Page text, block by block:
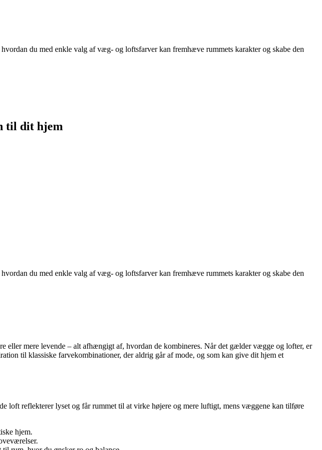
du med enkle valg af væg- og loftsfarver kan fremhæve rummets karakter og skabe den
til dit hjem
du med enkle valg af væg- og loftsfarver kan fremhæve rummets karakter og skabe den
eller mere levende – alt afhængigt af, hvordan de kombineres. Når det gælder vægge og lofter, er
til klassiske farvekombinationer, der aldrig går af mode, og som kan give dit hjem et
loft reflekterer lyset og får rummet til at virke højere og mere luftigt, mens væggene kan tilføre
hjem.